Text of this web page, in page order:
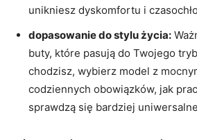
unikniesz dyskomfortu i
dopasowanie do stylu życia:
buty, które pasują do Twojego
chodzisz, wybierz model z
codziennych obowiązków, jak
sprawdzą się bardziej